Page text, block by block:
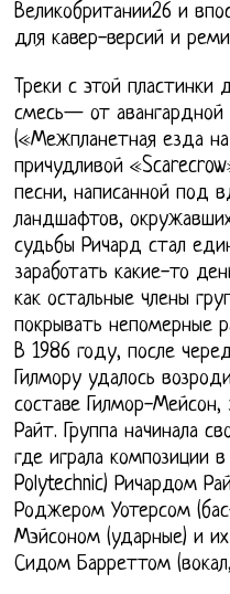
Великобритании26 и
для кавер-версий и
Треки с этой
смесь— от
(«Межпланетная езда
причудливой
песни, написанной под
ландшафтов,
судьбы Ричард стал
заработать какие-то
как остальные члены
покрывать непомерные
В 1986 году, после
Гилмору удалось
составе Гилмор-
Райт. Группа начинала
где играла композиции
Polytechnic) Ричардом
Роджером Уотерсом
Мэйсоном (ударные) и
Сидом Барреттом